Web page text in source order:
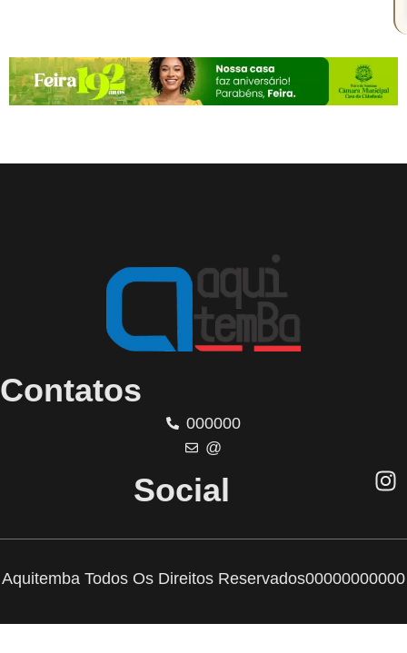
Contatos
000000
@
Social
Aquitemba Todos Os Direitos Reservados00000000000